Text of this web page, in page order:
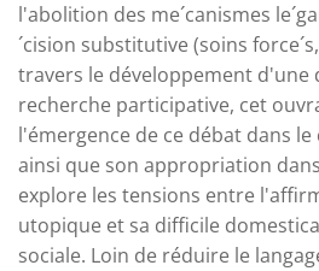
l'abolition des me´canismes
´cision substitutive (soins
travers le développement d'une
recherche participative, cet
l'émergence de ce débat dans
ainsi que son appropriation
explore les tensions entre
utopique et sa difficile
sociale. Loin de réduire le